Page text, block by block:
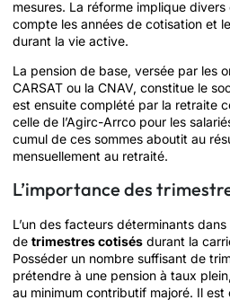
mesures. La réforme implique
compte les années de cotisation et
durant la vie active.
La pension de base, versée par les
CARSAT ou la CNAV, constitue le
est ensuite complété par la retraite
celle de l’Agirc-Arrco pour les
cumul de ces sommes aboutit au
mensuellement au retraité.
L’importance des
L’un des facteurs déterminants
de trimestres cotisés durant la
Posséder un nombre suffisant de
prétendre à une pension à taux
au minimum contributif majoré. Il est